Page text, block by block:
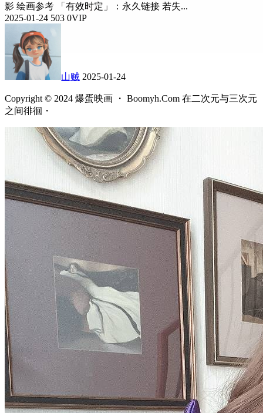
影 绘画参考 「有效时定」：永久链接 若失...
2025-01-24 503 0VIP
山贼 2025-01-24
Copyright © 2024 爆蛋映画 ・ Boomyh.Com 在二次元与三次元
之间徘徊・